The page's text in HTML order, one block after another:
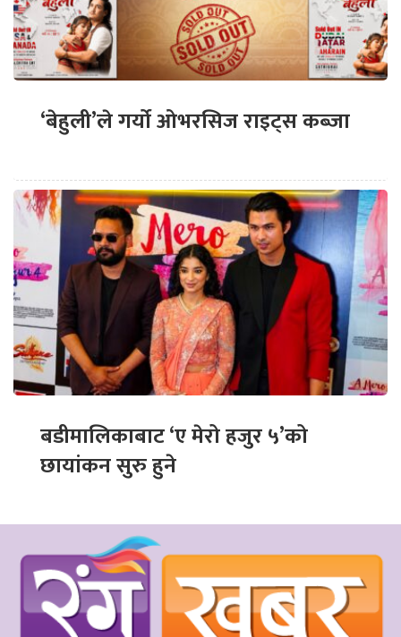
‘बेहुली’ले गर्यो ओभरसिज राइट्स कब्जा
बडीमालिकाबाट ‘ए मेरो हजुर ५’को
छायांकन सुरु हुने